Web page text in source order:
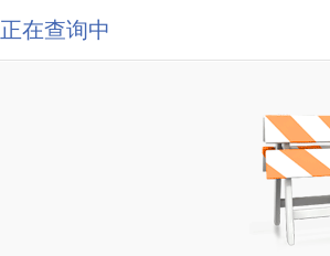
正在查询中